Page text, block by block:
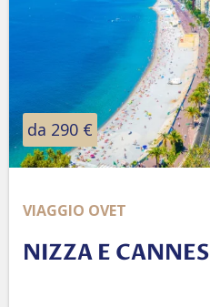
da 290 €
VIAGGIO OVET
NIZZA E CANNES